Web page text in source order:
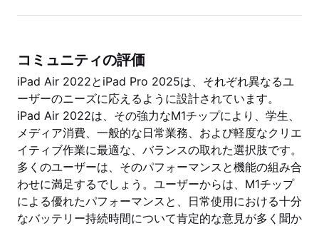
コミュニティの評価
iPad Air 2022とiPad Pro 2025は、それぞれ異なるユ
ーザーのニーズに応えるように設計されています。
iPad Air 2022は、その強力なM1チップにより、学生、
メディア消費、一般的な日常業務、および軽度なクリエ
イティブ作業に最適な、バランスの取れた選択肢です。
多くのユーザーは、そのパフォーマンスと機能の組み合
わせに満足するでしょう。ユーザーからは、M1チップ
による優れたパフォーマンスと、日常使用における十分
なバッテリー持続時間について肯定的な意見が多く聞か